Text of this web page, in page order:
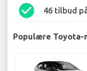
check_circle 46 tilbud
Populære Toyota-